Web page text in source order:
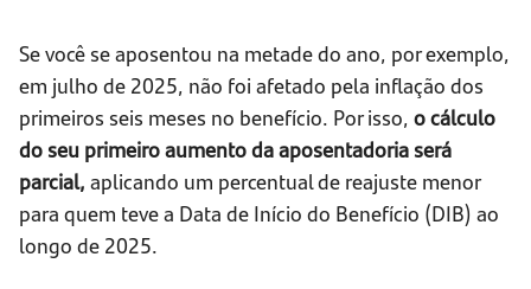
Se você se aposentou na metade do ano, por exemplo,
em julho de 2025, não foi afetado pela inflação dos
primeiros seis meses no benefício. Por isso, o cálculo
do seu primeiro aumento da aposentadoria será
parcial, aplicando um percentual de reajuste menor
para quem teve a Data de Início do Benefício (DIB) ao
longo de 2025.